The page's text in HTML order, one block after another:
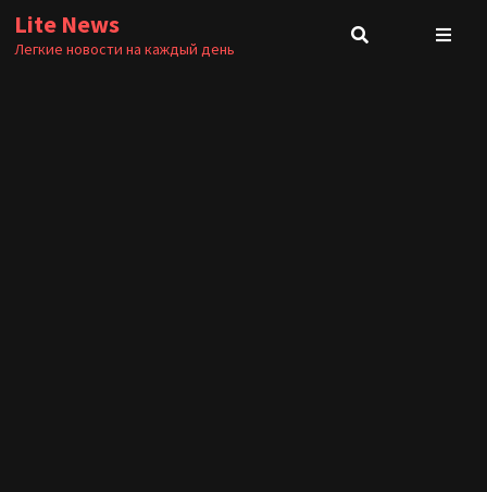
Перейти
Lite News
Легкие новости на каждый день